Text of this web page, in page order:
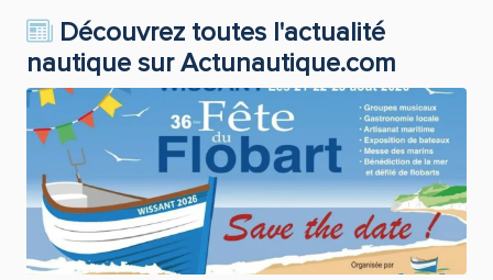
Découvrez toutes l'actualité
nautique sur Actunautique.com